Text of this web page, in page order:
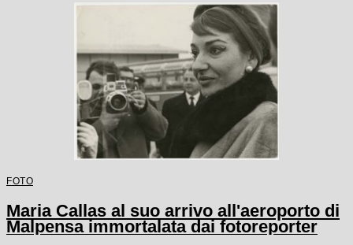
FOTO
Maria Callas al suo arrivo all'aeroporto di
Malpensa immortalata dai fotoreporter